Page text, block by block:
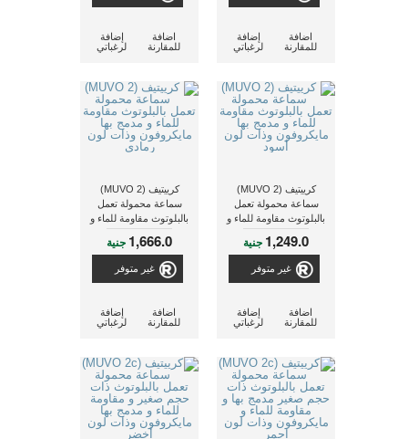
إضافة
لرغباتي
اضافة
للمقارنة
إضافة
لرغباتي
اضافة
للمقارنة
كرييتيف (MUVO 2)
سماعة محمولة تعمل
بالبلوتوث مقاومة للماء و
مدمج بها مايكروفون
وذات لون أسود
1,249.0 جنية
غير متوفر
إضافة
لرغباتي
اضافة
للمقارنة
كرييتيف (MUVO 2)
سماعة محمولة تعمل
بالبلوتوث مقاومة للماء و
مدمج بها مايكروفون
وذات لون رمادى
1,666.0 جنية
غير متوفر
إضافة
لرغباتي
اضافة
للمقارنة